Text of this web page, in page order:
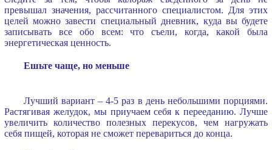
превышал значения, рассчитанного специалистом. Для этих
целей можно завести специальный дневник, куда вы будете
записывать все обо всем: что съели, когда, какой была
энергетическая ценность.
Ешьте чаще, но меньше
Лучший вариант – 4-5 раз в день небольшими порциями.
Растягивая желудок, мы приучаем себя к перееданию. Лучше
увеличить количество полезных перекусов, чем нагружать
себя пищей, которая не сможет перевариться до конца.